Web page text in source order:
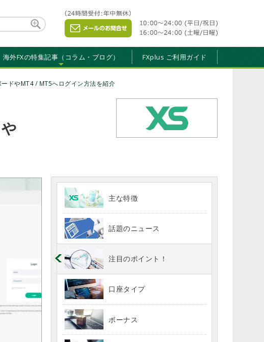
海外FXの特集記事（コラム・ブログ） FXplus ご利用ガイド
ドやMT4 / MT5へログイン方法を紹介
主な特徴
話題のニュース
注目のポイント！
口座タイプ
ボーナス